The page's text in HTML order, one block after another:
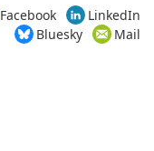
Facebook
LinkedIn
Bluesky
Mail